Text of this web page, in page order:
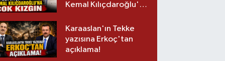
Kemal Kılıçdaroğlu'na
Karaaslan'ın Tekke
yazısına Erkoç'tan
açıklama!